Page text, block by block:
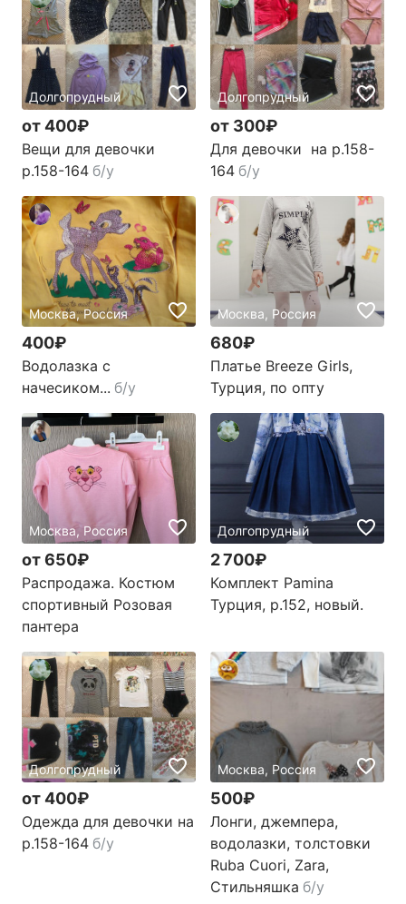
Долгопрудный
от 400₽
Вещи для девочки
р.158-164 б/у
Долгопрудный
от 300₽
Для девочки на р.158-
164 б/у
Москва, Россия
400₽
Водолазка с
начесиком... б/у
Москва, Россия
680₽
Платье Breeze Girls,
Турция, по опту
Москва, Россия
от 650₽
Распродажа. Костюм
спортивный Розовая
пантера
Долгопрудный
2 700₽
Комплект Pamina
Турция, р.152, новый.
Долгопрудный
от 400₽
Одежда для девочки на
р.158-164 б/у
Москва, Россия
500₽
Лонги, джемпера,
водолазки, толстовки
Ruba Cuori, Zara,
Стильняшка б/у